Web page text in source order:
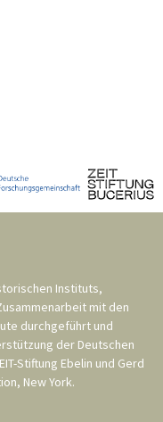
Instituts,
mit den
durchgeführt und
der Deutschen
Stiftung Ebelin und Gerd
New York.